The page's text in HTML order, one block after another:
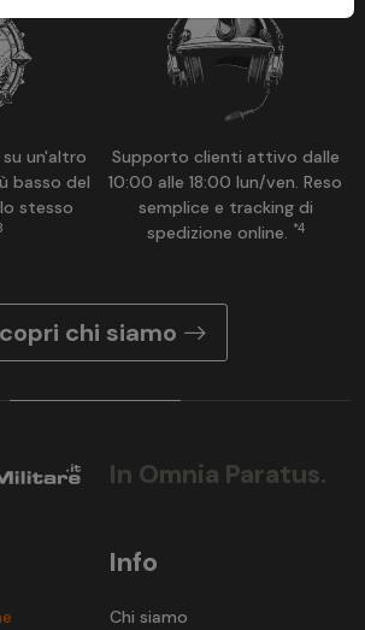
un'altro
basso del
stesso
Supporto clienti attivo dalle
10:00 alle 18:00 lun/ven. Reso
semplice e tracking di
spedizione online. *4
chi siamo
In Omnia Paratus.
Info
Chi siamo